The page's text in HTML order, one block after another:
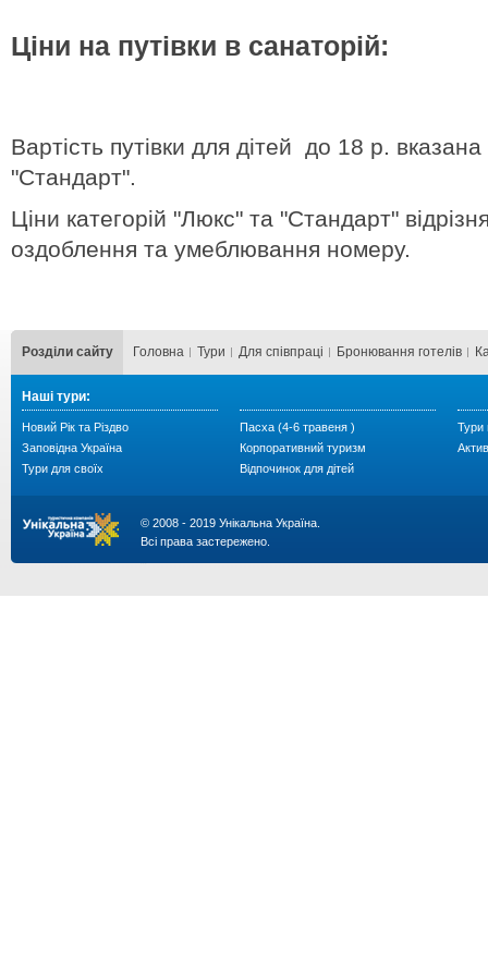
Ціни на путівки в санаторій:
Вартість путівки для дітей до 18 р.
"Стандарт".
Ціни категорій "Люкс" та "Стандарт"
оздоблення та умеблювання номеру.
Розділи сайту Головна Тури Для cпівпраці Бронювання готелів
Наші тури:
Новий Рік та Різдво
Заповідна Україна
Тури для своїх
Пасха (4-6 травеня )
Корпоративний туризм
Відпочинок для дітей
Тури
© 2008 - 2019 Унікальна Україна.
Всі права застережено.